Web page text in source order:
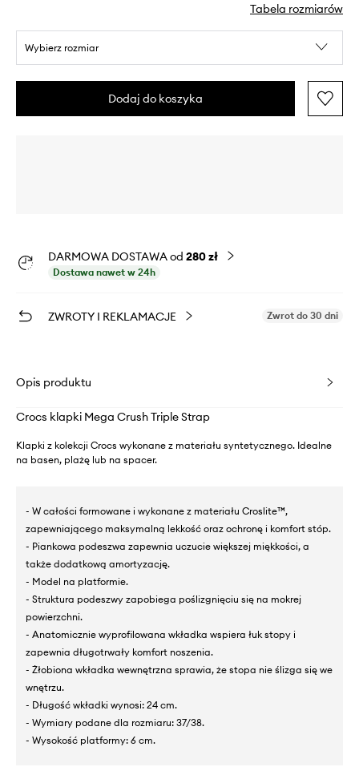
Tabela rozmiarów
Wybierz rozmiar
Dodaj do koszyka
DARMOWA DOSTAWA od 280 zł
Dostawa nawet w 24h
ZWROTY I REKLAMACJE Zwrot do 30 dni
Opis produktu
Crocs klapki Mega Crush Triple Strap
Klapki z kolekcji Crocs wykonane z materiału syntetycznego. Idealne
na basen, plażę lub na spacer.
- W całości formowane i wykonane z materiału Croslite™,
zapewniającego maksymalną lekkość oraz ochronę i komfort stóp.
- Piankowa podeszwa zapewnia uczucie większej miękkości, a
także dodatkową amortyzację.
- Model na platformie.
- Struktura podeszwy zapobiega poślizgnięciu się na mokrej
powierzchni.
- Anatomicznie wyprofilowana wkładka wspiera łuk stopy i
zapewnia długotrwały komfort noszenia.
- Żłobiona wkładka wewnętrzna sprawia, że stopa nie ślizga się we
wnętrzu.
- Długość wkładki wynosi: 24 cm.
- Wymiary podane dla rozmiaru: 37/38.
- Wysokość platformy: 6 cm.